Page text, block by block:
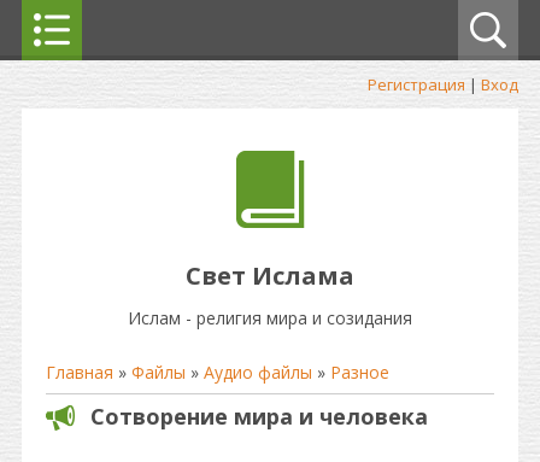
Регистрация | Вход
Свет Ислама
Ислам - религия мира и созидания
Главная » Файлы » Аудио файлы » Разное
Сотворение мира и человека